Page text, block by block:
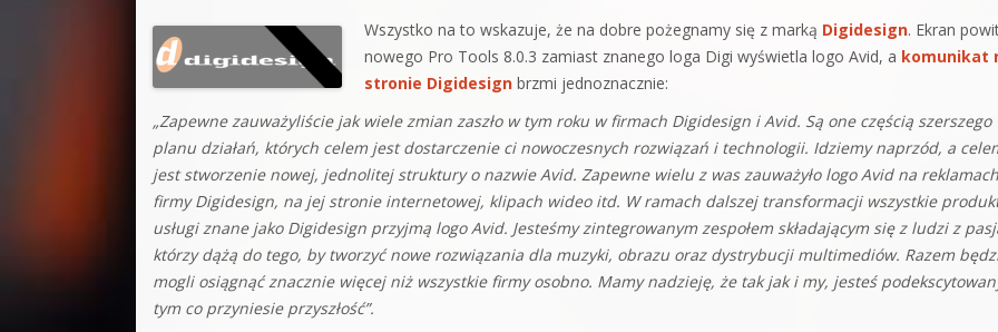
Wszystko na to wskazuje, że na dobre pożegnamy się z marką Digidesign. Ekran
nowego Pro Tools 8.0.3 zamiast znanego loga Digi wyświetla logo Avid, a komunikat
stronie Digidesign brzmi jednoznacznie:
„Zapewne zauważyliście jak wiele zmian zaszło w tym roku w firmach Digidesign i Avid. Są one częścią szerszego
planu działań, których celem jest dostarczenie ci nowoczesnych rozwiązań i technologii. Idziemy naprzód, a
jest stworzenie nowej, jednolitej struktury o nazwie Avid. Zapewne wielu z was zauważyło logo Avid na reklamach
firmy Digidesign, na jej stronie internetowej, klipach wideo itd. W ramach dalszej transformacji wszystkie
usługi znane jako Digidesign przyjmą logo Avid. Jesteśmy zintegrowanym zespołem składającym się z ludzi z
którzy dążą do tego, by tworzyć nowe rozwiązania dla muzyki, obrazu oraz dystrybucji multimediów. Razem
mogli osiągnąć znacznie więcej niż wszystkie firmy osobno. Mamy nadzieję, że tak jak i my, jesteś
tym co przyniesie przyszłość”.